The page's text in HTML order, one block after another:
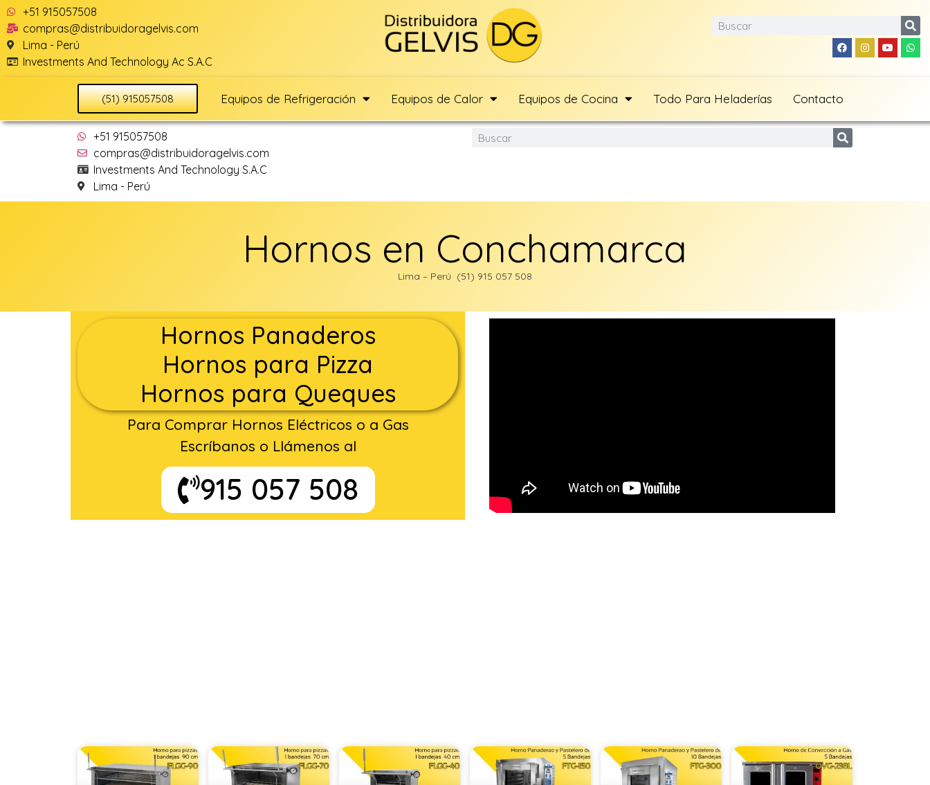
+51 915057508
compras@distribuidoragelvis.com
Lima - Perú
Investments And Technology Ac S.A.C
(51) 915057508 Equipos de Refrigeración Equipos de Calor Equipos de Cocina Todo Para Heladerías Contacto
+51 915057508
compras@distribuidoragelvis.com
Investments And Technology S.A.C
Lima - Perú
Hornos en Conchamarca
Lima – Perú (51) 915 057 508
Hornos Panaderos
Hornos para Pizza
Hornos para Queques
Para Comprar Hornos Eléctricos o a Gas
Escríbanos o Llámenos al
915 057 508